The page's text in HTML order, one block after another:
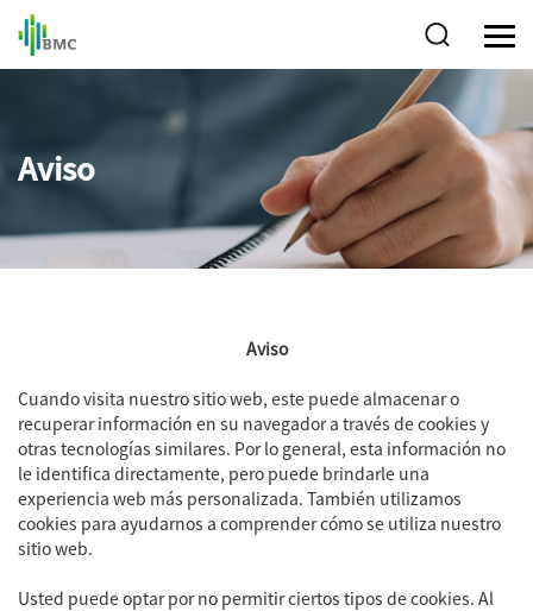
Aviso
Aviso
Cuando visita nuestro sitio web, este puede almacenar o
recuperar información en su navegador a través de cookies y
otras tecnologías similares. Por lo general, esta información no
le identifica directamente, pero puede brindarle una
experiencia web más personalizada. También utilizamos
cookies para ayudarnos a comprender cómo se utiliza nuestro
sitio web.
Usted puede optar por no permitir ciertos tipos de cookies. Al